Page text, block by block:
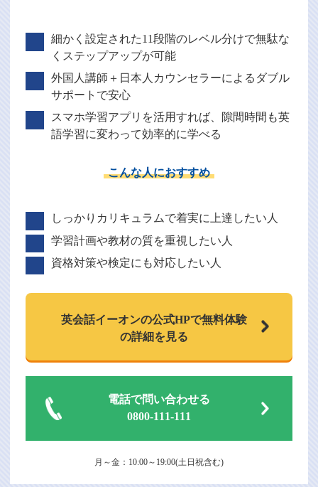
細かく設定された11段階のレベル分けで無駄な
くステップアップが可能
外国人講師＋日本人カウンセラーによるダブル
サポートで安心
スマホ学習アプリを活用すれば、隙間時間も英
語学習に変わって効率的に学べる
こんな人におすすめ
しっかりカリキュラムで着実に上達したい人
学習計画や教材の質を重視したい人
資格対策や検定にも対応したい人
英会話イーオンの公式HPで無料体験
の詳細を見る
電話で問い合わせる
0800-111-111
月～金：10:00～19:00(土日祝含む)